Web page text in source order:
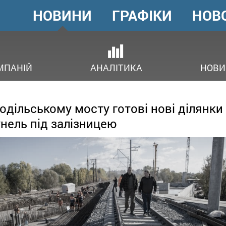
ГОЛОВНЕ
МЕНЮ
НОВИНИ
АНАЛІТИКА
ГРАФІКИ
мосту готові нові ділянки
під залізницею